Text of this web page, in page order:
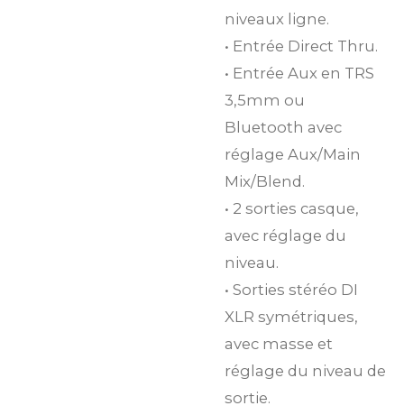
niveaux ligne.
• Entrée Direct Thru.
• Entrée Aux en TRS
3,5mm ou
Bluetooth avec
réglage Aux/Main
Mix/Blend.
• 2 sorties casque,
avec réglage du
niveau.
• Sorties stéréo DI
XLR symétriques,
avec masse et
réglage du niveau de
sortie.